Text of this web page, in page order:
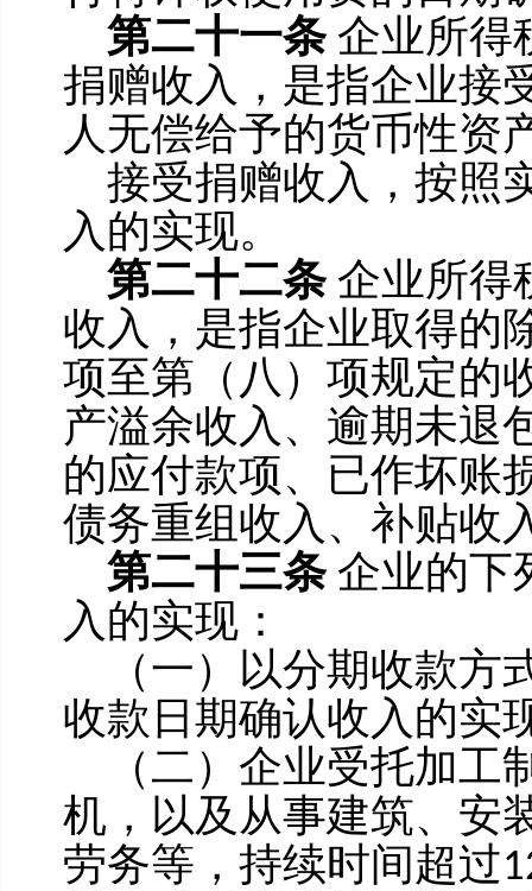
第二十一条 企业所得
捐赠收入，是指企业接
人无偿给予的货币性资
接受捐赠收入，按照
入的实现。
第二十二条 企业所得
收入，是指企业取得的
项至第（八）项规定的
产溢余收入、逾期未退
的应付款项、已作坏账
债务重组收入、补贴收
第二十三条 企业的下
入的实现：
（一）以分期收款
收款日期确认收入的实
（二）企业受托加
机，以及从事建筑、安
劳务等，持续时间超过